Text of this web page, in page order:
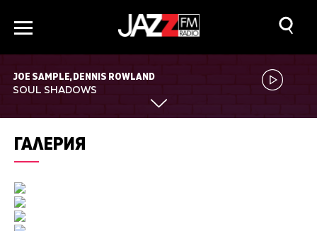
JOE SAMPLE, DENNIS ROWLAND
SOUL SHADOWS
ГАЛЕРИЯ